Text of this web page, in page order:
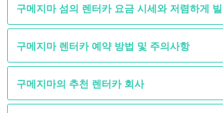
구메지마 섬의 렌터카 요금 시세와 저렴하게
구메지마 렌터카 예약 방법 및 주의사항
구메지마의 추천 렌터카 회사